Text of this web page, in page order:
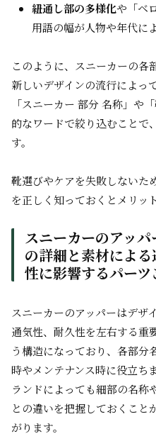
紐通し部の多様化や「ベ
用語の幅が人物や年代に
このように、スニーカーの各
新しいデザインの流行によっ
「スニーカー 部分 名称」や
的なワードで絞り込むことで
す。
靴選びやケアを失敗しないた
を正しく知っておくとメリッ
スニーカーのアッ
の詳細と素材によ
性に影響するパー
スニーカーのアッパーはデザ
通気性、耐久性を左右する重
う構造になっており、各部分
時やメンテナンス時に役立ち
ランドによっても細部の名称
との違いを把握しておくこと
がります。